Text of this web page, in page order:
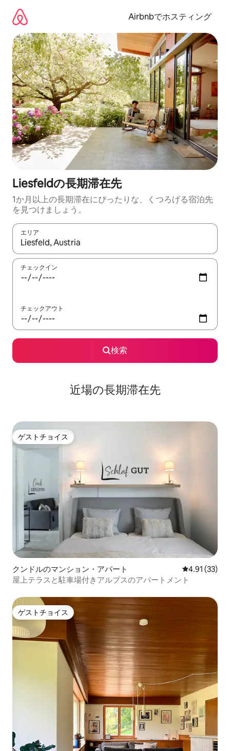
Airbnbでホスティング
Liesfeldの長期滞在先
1か月以上の長期滞在にぴったりな、くつろげる宿泊先
を見つけましょう。
エリア
検索結果が表示されたら、上下の矢印キーを使って移動するか
チェックイン
チェックアウト
検索
近場の長期滞在先
ゲストチョイス
ゲストチョイス
クンドルのマンション・アパート レビュー33
4.91 (33)
屋上テラスと駐車場付きアルプスのアパートメント
ゲストチョイス
ゲストチョイス